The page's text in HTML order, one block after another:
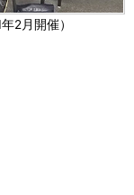
2月開催）